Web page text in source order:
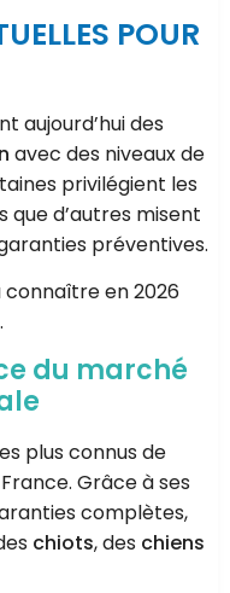
POUR
aujourd’hui des
avec des niveaux de
privilégient les
d’autres misent
préventives.
connaître en 2026
du marché
plus connus de
Grâce à ses
complètes,
chiots, des chiens